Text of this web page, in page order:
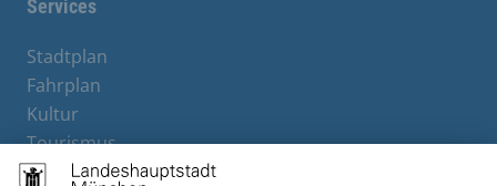
Services
Stadtplan
Fahrplan
Kultur
Tourismus
M-Strom